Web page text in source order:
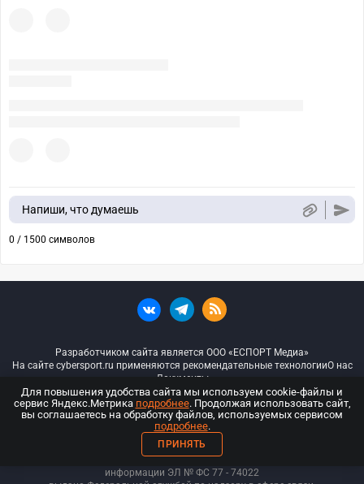
Напиши, что думаешь
0 / 1500 символов
Разработчиком сайта является ООО «ЕСПОРТ Медиа»
На сайте cybersport.ru применяются рекомендательные технологииО нас
Документы
© ООО «Киберспорт.ру» — Все права защищены
18+
ООО «Киберспорт.ру». Свидетельство о регистрации средств массовой
информации ЭЛ № ФС 77 - 74022
Для повышения удобства сайта мы используем cookie-файлы и
сервис Яндекс.Метрика подробнее. Продолжая использовать сайт,
вы соглашаетесь на обработку файлов, используемых сервисом
подробнее.
ПРИНЯТЬ